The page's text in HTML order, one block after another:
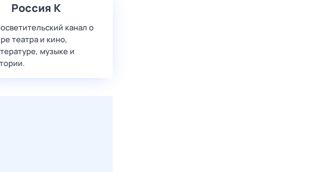
Россия К
канал о
театра и кино,
музыке и